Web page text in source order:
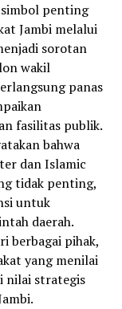
penting
Jambi melalui
sorotan
wakil
panas
fasilitas publik.
bahwa
dan Islamic
tidak penting,
untuk
daerah.
berbagai pihak,
yang menilai
nilai strategis